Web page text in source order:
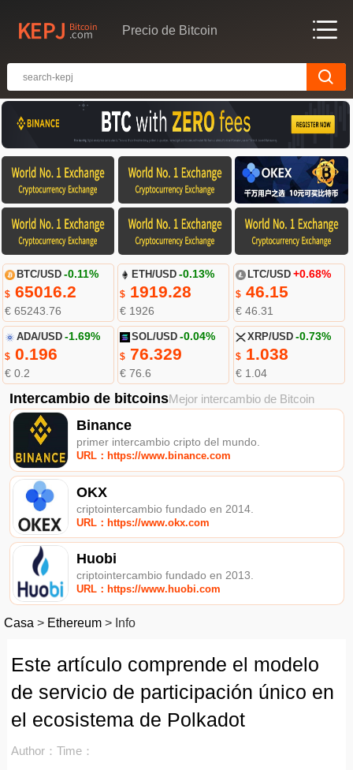
Precio de Bitcoin
BTC/USD -0.11%
$65016.2
€ 65243.76
ETH/USD -0.13%
$ 1919.28
€ 1926
LTC/USD +0.68%
$46.15
€ 46.31
ADA/USD -1.69%
$0.196
€ 0.2
SOL/USD -0.04%
$ 76.329
€ 76.6
XRP/USD -0.73%
$1.038
€ 1.04
Intercambio de bitcoinsMejor intercambio de Bitcoin
Binance
primer intercambio cripto del mundo.
URL：https://www.binance.com
OKX
criptointercambio fundado en 2014.
URL：https://www.okx.com
Huobi
criptointercambio fundado en 2013.
URL：https://www.huobi.com
Casa > Ethereum > Info
Este artículo comprende el modelo
de servicio de participación único en
el ecosistema de Polkadot
Author： Time：